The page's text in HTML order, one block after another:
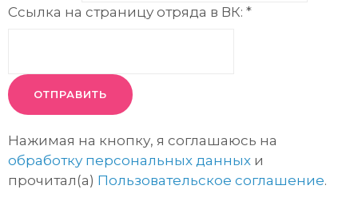
Ссылка на страницу отряда в ВК: *
ОТПРАВИТЬ
Нажимая на кнопку, я соглашаюсь на
обработку персональных данных и
прочитал(а) Пользовательское соглашение.